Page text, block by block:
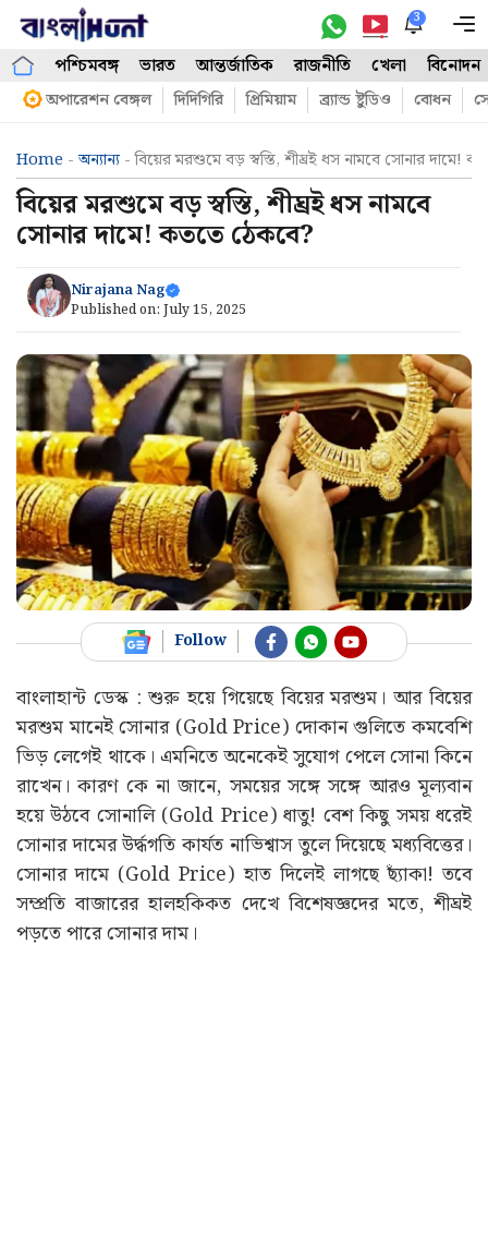
Skip
content
3
পশ্চিমবঙ্গ ভারত আন্তর্জাতিক রাজনীতি খেলা বিনোদন
অপারেশন বেঙ্গল দিদিগিরি প্রিমিয়াম ব্র্যান্ড ষ্টুডিও বোধন
Home -অন্যান্য-বিয়ের মরশুমে বড় স্বস্তি, শীঘ্রই ধস নামবে সোনার দামে!
বিয়ের মরশুমে বড় স্বস্তি, শীঘ্রই ধস নামবে
সোনার দামে! কততে ঠেকবে?
Nirajana Nag
Published on: July 15, 2025
Follow
বাংলাহান্ট ডেস্ক : শুরু হয়ে গিয়েছে বিয়ের মরশুম। আর বিয়ের
মরশুম মানেই সোনার (Gold Price) দোকান গুলিতে কমবেশি
ভিড় লেগেই থাকে। এমনিতে অনেকেই সুযোগ পেলে সোনা কিনে
রাখেন। কারণ কে না জানে, সময়ের সঙ্গে সঙ্গে আরও মূল্যবান
হয়ে উঠবে সোনালি (Gold Price) ধাতু! বেশ কিছু সময় ধরেই
সোনার দামের উর্দ্ধগতি কার্যত নাভিশ্বাস তুলে দিয়েছে মধ্যবিত্তের।
সোনার দামে (Gold Price) হাত দিলেই লাগছে ছ্যাঁকা! তবে
সম্প্রতি বাজারের হালহকিকত দেখে বিশেষজ্ঞদের মতে, শীঘ্রই
পড়তে পারে সোনার দাম।